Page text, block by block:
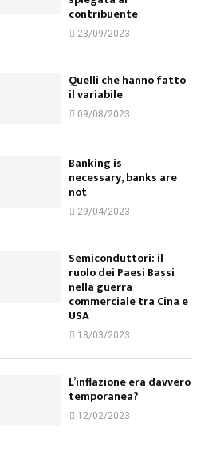
contribuente
23/09/2023
Quelli che hanno fatto
il variabile
09/08/2023
Banking is
necessary, banks are
not
29/04/2023
Semiconduttori: il
ruolo dei Paesi Bassi
nella guerra
commerciale tra Cina e
USA
18/03/2023
L’inflazione era davvero
temporanea?
12/02/2023